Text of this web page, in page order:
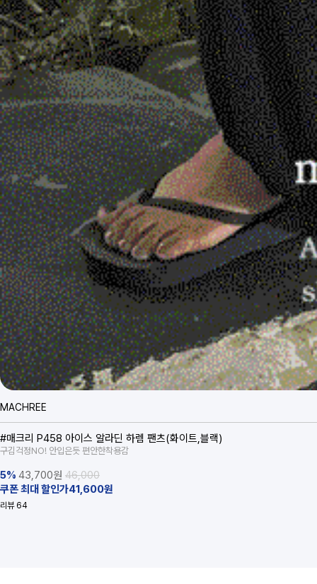
MACHREE
#매크리 P458 아이스 알라딘 하렘 팬츠(화이트,블랙)
구김걱정NO! 안입은듯 편안한착용감
5% 43,700원 46,000
쿠폰 최대 할인가41,600원
리뷰 64